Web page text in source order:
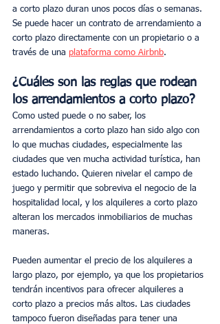
a corto plazo duran unos pocos días o semanas.
Se puede hacer un contrato de arrendamiento a
corto plazo directamente con un propietario o a
través de una plataforma como Airbnb.
¿Cuáles son las reglas que rodean
los arrendamientos a corto plazo?
Como usted puede o no saber, los
arrendamientos a corto plazo han sido algo con
lo que muchas ciudades, especialmente las
ciudades que ven mucha actividad turística, han
estado luchando. Quieren nivelar el campo de
juego y permitir que sobreviva el negocio de la
hospitalidad local, y los alquileres a corto plazo
alteran los mercados inmobiliarios de muchas
maneras.
Pueden aumentar el precio de los alquileres a
largo plazo, por ejemplo, ya que los propietarios
tendrán incentivos para ofrecer alquileres a
corto plazo a precios más altos. Las ciudades
tampoco fueron diseñadas para tener una